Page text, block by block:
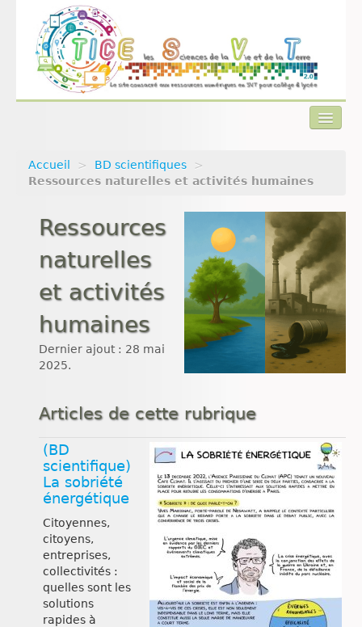
Actualités
Accueil > BD scientifiques
>
Ressources naturelles et activités humaines
Ressources
naturelles
et activités
humaines
Dernier ajout : 28 mai
2025.
Articles de cette rubrique
(BD
scientifique)
La sobriété
énergétique
Citoyennes,
citoyens,
entreprises,
collectivités :
quelles sont les
solutions
rapides à